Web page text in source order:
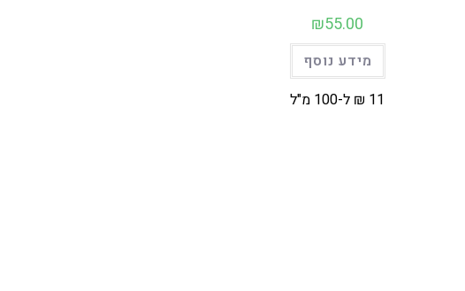
₪55.00
מידע נוסף
11 ₪ ל-100 מ"ל